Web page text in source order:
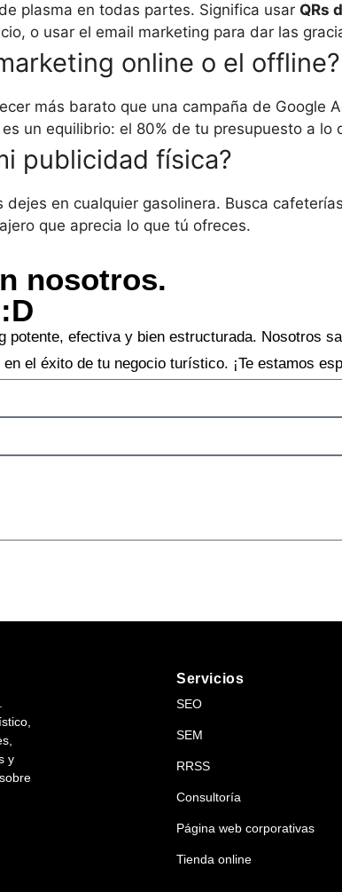
plasma en todas partes. Significa usar QRs
o usar el email marketing para dar las
online o el offline?
más barato que una campaña de Google
un equilibrio: el 80% de tu presupuesto a
publicidad física?
en cualquier gasolinera. Busca
que aprecia lo que tú ofreces.
nosotros.
potente, efectiva y bien estructurada. Nosotros
el éxito de tu negocio turístico. ¡Te estamos
y
Servicios
SEO
SEM
RRSS
Consultoría
Página web corporativas
Tienda online